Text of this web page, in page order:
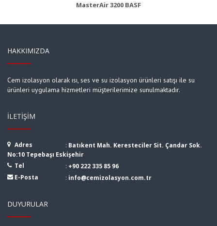
MasterAir 3200 BASF
HAKKIMIZDA
Cem izolasyon olarak ısı, ses ve su izolasyon ürünleri satışı ile su
ürünleri uygulama hizmetleri müşterilerimize sunulmaktadır.
İLETIŞIM
Adres : Batıkent Mah. Keresteciler Sit. Çandar Sok.
No:10 Tepebaşı Eskişehir
Tel
: +90 222 335 85 96
E-Posta
: info@cemizolasyon.com.tr
DUYURULAR